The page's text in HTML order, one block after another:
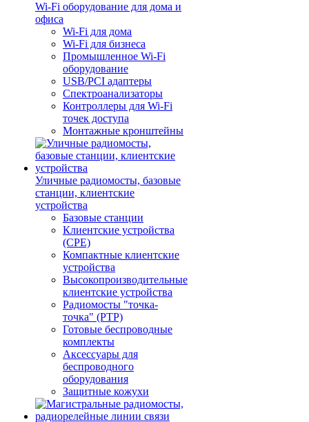
Wi-Fi оборудование для дома и
офиса
Wi-Fi для дома
Wi-Fi для бизнеса
Промышленное Wi-Fi
оборудование
USB/PCI адаптеры
Cпектроанализаторы
Контроллеры для Wi-Fi
точек доступа
Монтажные кронштейны
Уличные радиомосты, базовые
станции, клиентские
устройства
Базовые станции
Клиентские устройства
(CPE)
Компактные клиентские
устройства
Высокопроизводительные
клиентские устройства
Радиомосты "точка-
точка" (PTP)
Готовые беспроводные
комплекты
Аксессуары для
беспроводного
оборудования
Защитные кожухи